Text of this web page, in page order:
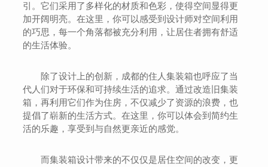
引。它们采用了多样化的材质和色彩，使得空间显得更
加开阔明亮。在这里，你可以感受到设计师对空间利用
的巧思，每一个角落都被充分利用，让居住者拥有舒适
的生活体验。
除了设计上的创新，成都的住人集装箱也呼应了当
代人们对于环保和可持续生活的追求。通过改造旧集装
箱，再利用它们作为住房，不仅减少了资源的浪费，也
提倡了崭新的生活方式。在这里，你可以体会到简约生
活的乐趣，享受到与自然更亲近的感觉。
而集装箱设计带来的不仅仅是居住空间的改变，更